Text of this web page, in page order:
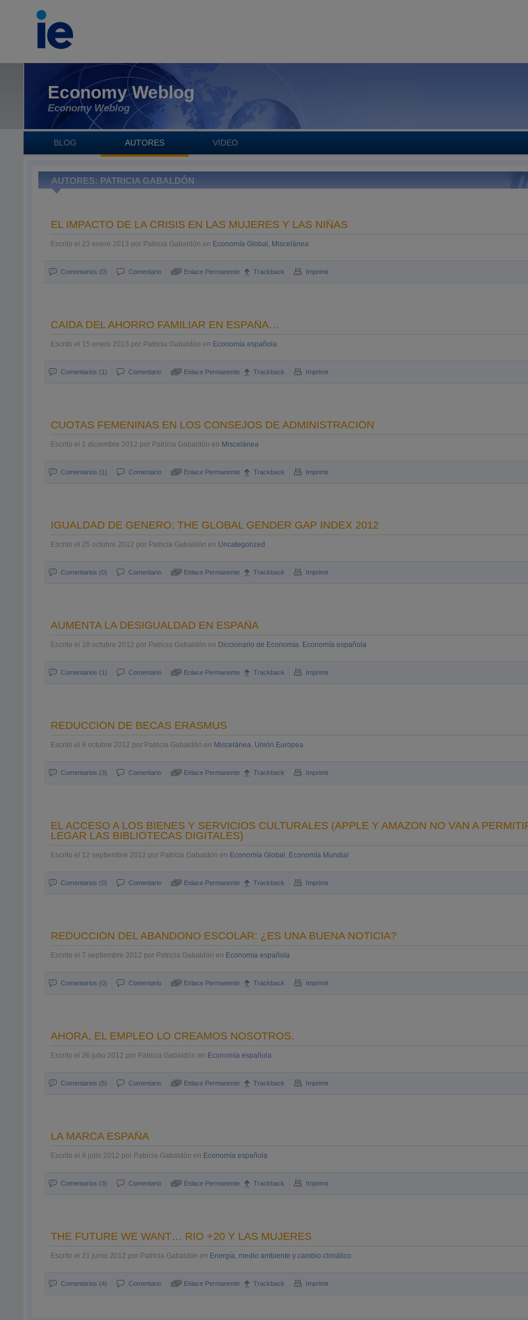
Economy Weblog
Economy Weblog
BLOG AUTORES VIDEO
AUTORES: PATRICIA GABALDÓN
EL IMPACTO DE LA CRISIS EN LAS MUJERES Y LAS NIÑAS
Escrito el 23 enero 2013 por Patricia Gabaldón en Economía Global , Miscelánea
Comentarios (0) Comentario Enlace Permanente Trackback Imprimir
CAÍDA DEL AHORRO FAMILIAR EN ESPAÑA…
Escrito el 15 enero 2013 por Patricia Gabaldón en Economía española
Comentarios (1) Comentario Enlace Permanente Trackback Imprimir
CUOTAS FEMENINAS EN LOS CONSEJOS DE ADMINISTRACIÓN
Escrito el 1 diciembre 2012 por Patricia Gabaldón en Miscelánea
Comentarios (1) Comentario Enlace Permanente Trackback Imprimir
IGUALDAD DE GENERO: THE GLOBAL GENDER GAP INDEX 2012
Escrito el 25 octubre 2012 por Patricia Gabaldón en Uncategorized
Comentarios (0) Comentario Enlace Permanente Trackback Imprimir
AUMENTA LA DESIGUALDAD EN ESPAÑA
Escrito el 18 octubre 2012 por Patricia Gabaldón en Diccionario de Economía, Economía española
Comentarios (1) Comentario Enlace Permanente Trackback Imprimir
REDUCCIÓN DE BECAS ERASMUS
Escrito el 9 octubre 2012 por Patricia Gabaldón en Miscelánea, Unión Europea
Comentarios (3) Comentario Enlace Permanente Trackback Imprimir
EL ACCESO A LOS BIENES Y SERVICIOS CULTURALES (APPLE Y AMAZON NO VAN A
LEGAR LAS BIBLIOTECAS DIGITALES)
Escrito el 12 septiembre 2012 por Patricia Gabaldón en Economía Global , Economía Mundial
Comentarios (0) Comentario Enlace Permanente Trackback Imprimir
REDUCCIÓN DEL ABANDONO ESCOLAR: ¿ES UNA BUENA NOTICIA?
Escrito el 7 septiembre 2012 por Patricia Gabaldón en Economía española
Comentarios (0) Comentario Enlace Permanente Trackback Imprimir
AHORA, EL EMPLEO LO CREAMOS NOSOTROS.
Escrito el 26 julio 2012 por Patricia Gabaldón en Economía española
Comentarios (5) Comentario Enlace Permanente Trackback Imprimir
LA MARCA ESPAÑA
Escrito el 9 julio 2012 por Patricia Gabaldón en Economía española
Comentarios (3) Comentario Enlace Permanente Trackback Imprimir
THE FUTURE WE WANT… RIO +20 Y LAS MUJERES
Escrito el 21 junio 2012 por Patricia Gabaldón en Energía, medio ambiente y cambio climático
Comentarios (4) Comentario Enlace Permanente Trackback Imprimir